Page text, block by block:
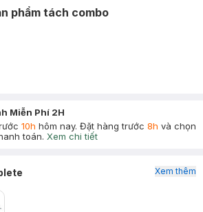
phẩm tách combo
Miễn Phí 2H
10h hôm nay. Đặt hàng trước 8h và chọn
toán. Xem chi tiết
Xem thêm